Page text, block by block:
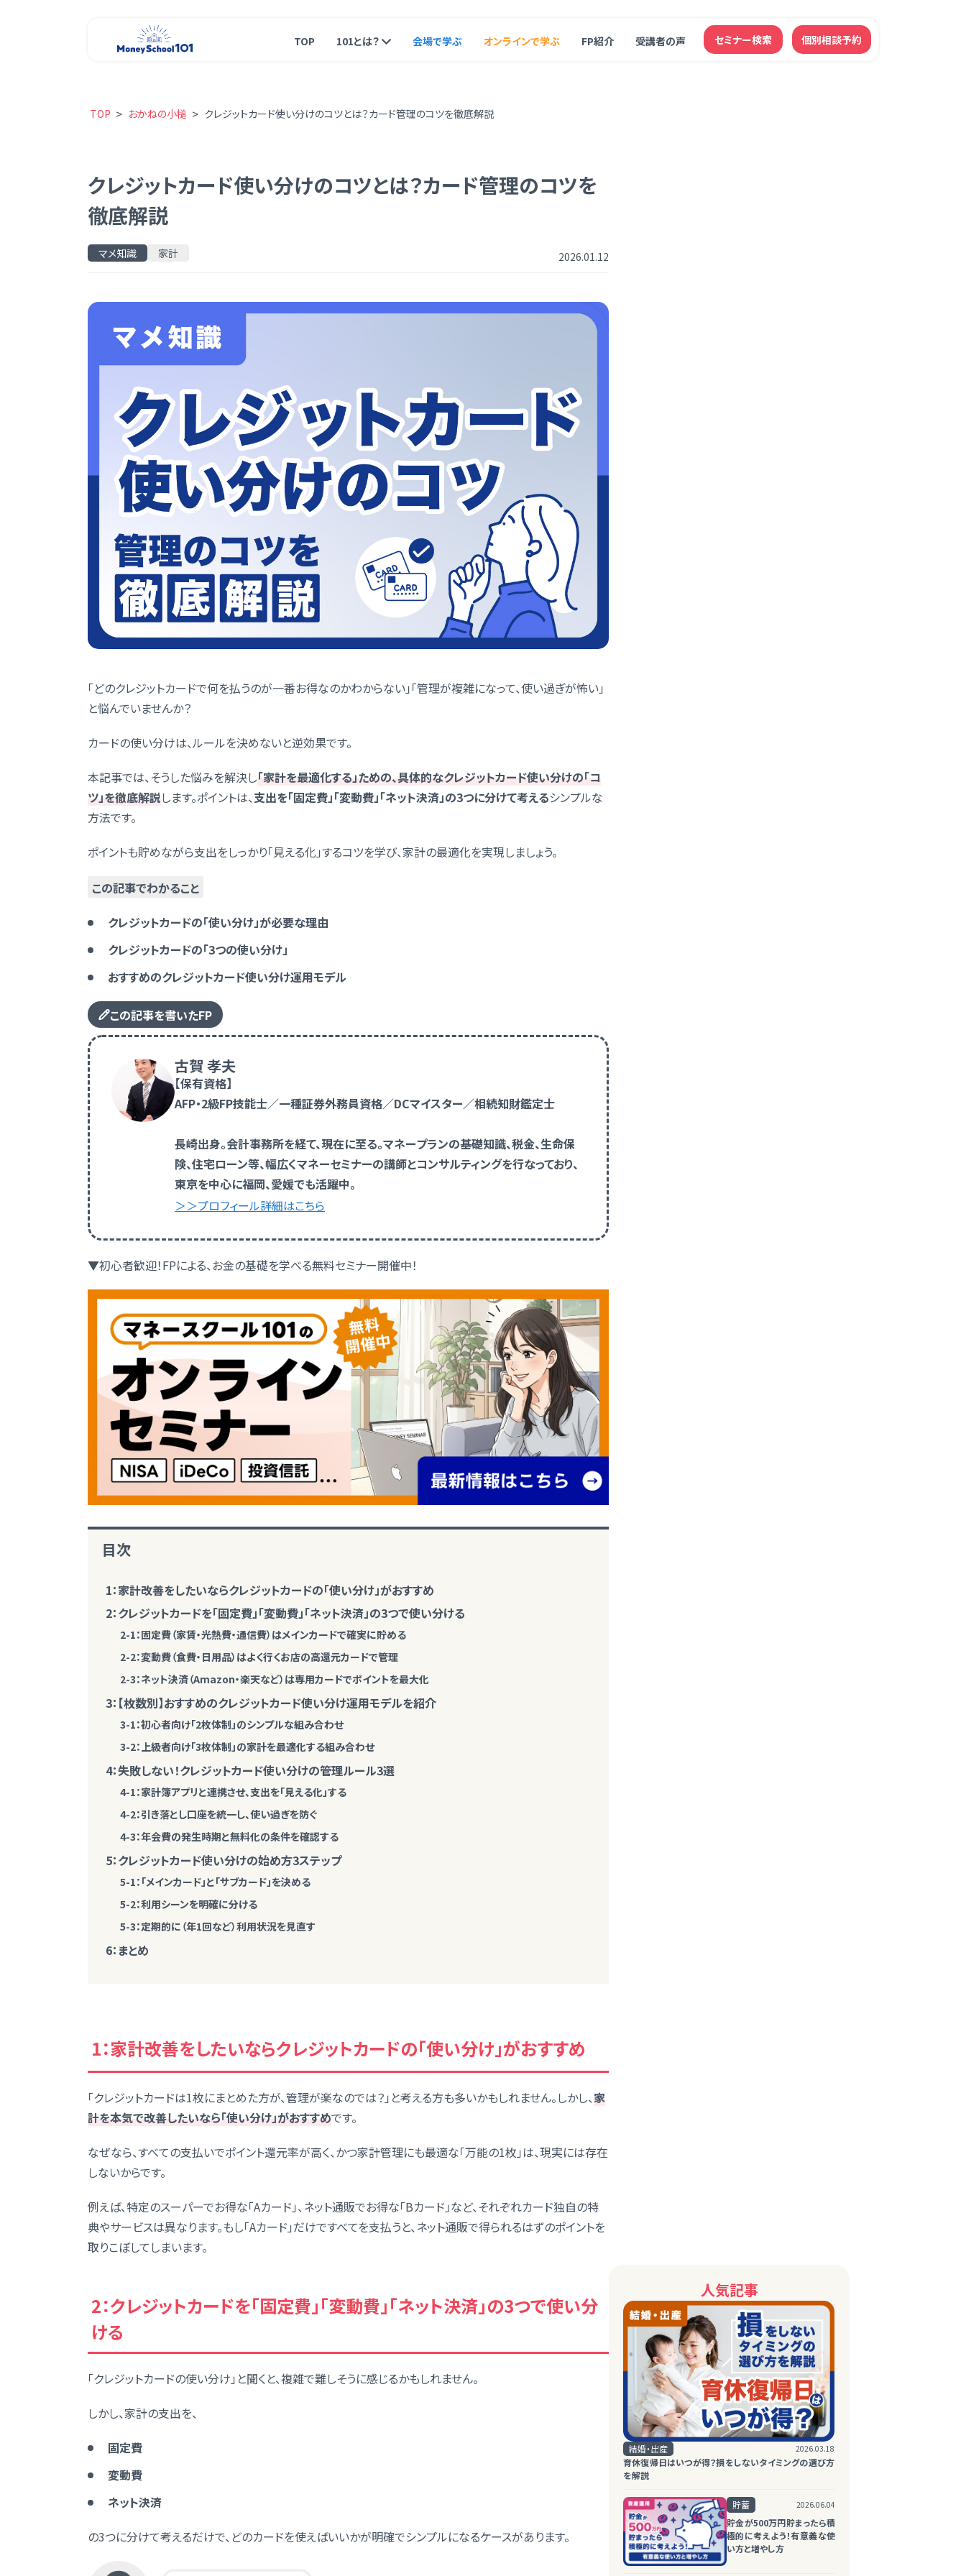
TOP 101とは？ 会場で学ぶ オンラインで学ぶ FP紹介 受講者の声 セミナー検索 個別相談予約
TOP > おかねの小槌 > クレジットカード使い分けのコツとは？カード管理のコツを徹底解説
クレジットカード使い分けのコツとは？カード管理のコツを
徹底解説
マメ知識 家計 2026.01.12
「どのクレジットカードで何を払うのが一番お得なのかわからない」「管理が複雑になって、使い過ぎが怖い」
と悩んでいませんか？
カードの使い分けは、ルールを決めないと逆効果です。
本記事では、そうした悩みを解決し「家計を最適化する」ための、具体的なクレジットカード使い分けの「コ
ツ」を徹底解説します。ポイントは、支出を「固定費」「変動費」「ネット決済」の3つに分けて考えるシンプルな
方法です。
ポイントも貯めながら支出をしっかり「見える化」するコツを学び、家計の最適化を実現しましょう。
この記事でわかること
クレジットカードの「使い分け」が必要な理由
クレジットカードの「3つの使い分け」
おすすめのクレジットカード使い分け運用モデル
この記事を書いたFP
古賀 孝夫
【保有資格】
AFP・2級FP技能士／一種証券外務員資格／DCマイスター／相続知財鑑定士
長崎出身。会計事務所を経て、現在に至る。マネープランの基礎知識、税金、生命保
険、住宅ローン等、幅広くマネーセミナーの講師とコンサルティングを行なっており、
東京を中心に福岡、愛媛でも活躍中。
＞＞プロフィール詳細はこちら
▼初心者歓迎！FPによる、お金の基礎を学べる無料セミナー開催中！
目次
1：家計改善をしたいならクレジットカードの「使い分け」がおすすめ
2：クレジットカードを「固定費」「変動費」「ネット決済」の3つで使い分ける
2-1：固定費（家賃・光熱費・通信費）はメインカードで確実に貯める
2-2：変動費（食費・日用品）はよく行くお店の高還元カードで管理
2-3：ネット決済（Amazon・楽天など）は専用カードでポイントを最大化
3：【枚数別】おすすめのクレジットカード使い分け運用モデルを紹介
3-1：初心者向け「2枚体制」のシンプルな組み合わせ
3-2：上級者向け「3枚体制」の家計を最適化する組み合わせ
4：失敗しない！クレジットカード使い分けの管理ルール3選
4-1：家計簿アプリと連携させ、支出を「見える化」する
4-2：引き落とし口座を統一し、使い過ぎを防ぐ
4-3：年会費の発生時期と無料化の条件を確認する
5：クレジットカード使い分けの始め方3ステップ
5-1：「メインカード」と「サブカード」を決める
5-2：利用シーンを明確に分ける
5-3：定期的に（年1回など）利用状況を見直す
6：まとめ
1：家計改善をしたいならクレジットカードの「使い分け」がおすすめ
「クレジットカードは1枚にまとめた方が、管理が楽なのでは？」と考える方も多いかもしれません。しかし、家
計を本気で改善したいなら「使い分け」がおすすめです。
なぜなら、すべての支払いでポイント還元率が高く、かつ家計管理にも最適な「万能の1枚」は、現実には存在
しないからです。
例えば、特定のスーパーでお得な「Aカード」、ネット通販でお得な「Bカード」など、それぞれカード独自の特
典やサービスは異なります。もし「Aカード」だけですべてを支払うと、ネット通販で得られるはずのポイントを
取りこぼしてしまいます。
2：クレジットカードを「固定費」「変動費」「ネット決済」の3つで使い分
ける
「クレジットカードの使い分け」と聞くと、複雑で難しそうに感じるかもしれません。
しかし、家計の支出を、
固定費
変動費
ネット決済
の3つに分けて考えるだけで、どのカードを使えばいいかが明確でシンプルになるケースがあります。
人気記事
結婚・出産 2026.03.18
育休復帰日はいつが得？損をしないタイミングの選び方
を解説
貯蓄 2026.06.04
貯金が500万円貯まったら積
極的に考えよう！有意義な使
い方と増やし方